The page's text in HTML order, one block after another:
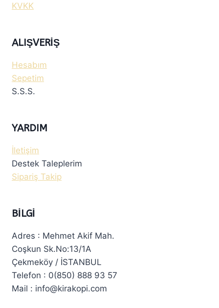
KVKK
ALIŞVERIŞ
Hesabım
Sepetim
S.S.S.
YARDIM
İletişim
Destek Taleplerim
Sipariş Takip
BILGI
Adres : Mehmet Akif Mah.
Coşkun Sk.No:13/1A
Çekmeköy / İSTANBUL
Telefon : 0(850) 888 93 57
Mail : info@kirakopi.com